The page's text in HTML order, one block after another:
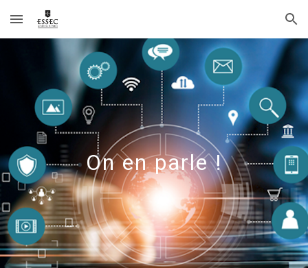
Skip to main content Skip to navigation
On en parle !